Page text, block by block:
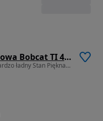
Bobcat Ładowarka teleskopowa Bobcat TI 470 AGRI XTRA CENA BRUTTO IDEAŁ
2016 Rok NOWY MODEL Nowe opony Bardzo ładny Stan Piękna 7 Metrów 3.5 T